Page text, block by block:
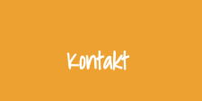
Kontakt